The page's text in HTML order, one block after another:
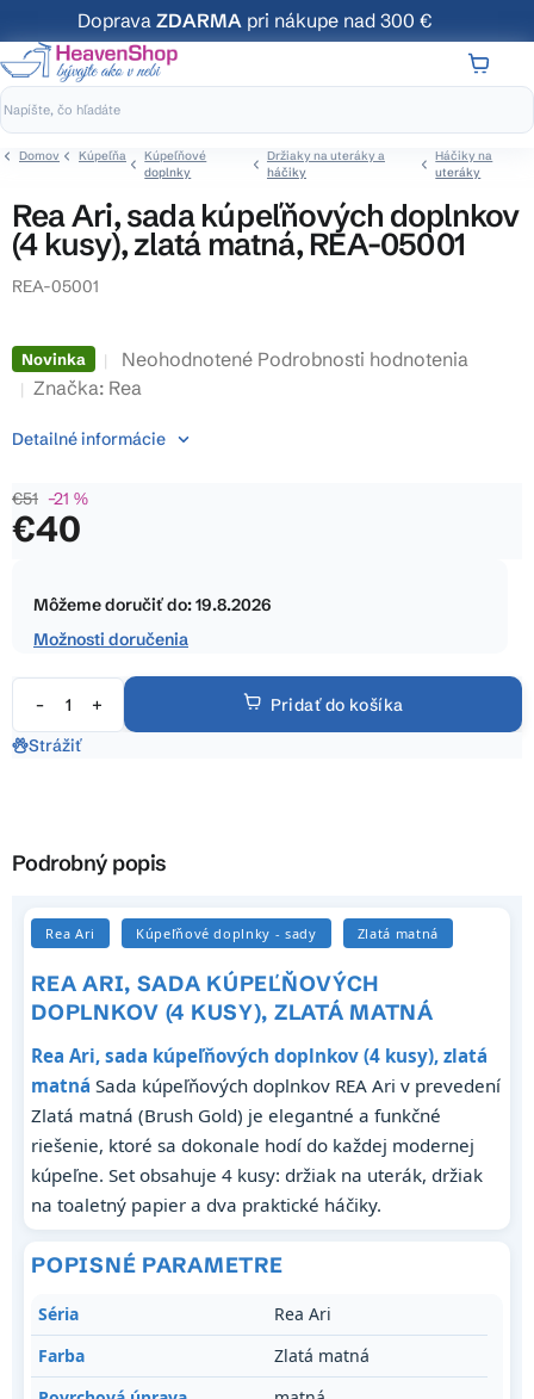
na
obsah
Doprava ZDARMA pri nákupe nad 300 €
Domov Kúpeľňa
Kúpeľňové
doplnky
Držiaky na uteráky a
háčiky
Háčiky na
uteráky
Rea Ari, sada kúpeľňových doplnkov
(4 kusy), zlatá matná, REA-05001
REA-05001
Novinka
Priemerné
hodnotenie
je
Neohodnotené Podrobnosti hodnotenia
Značka: Rea
€51 –21 %
€40
cena:
Môžeme doručiť do:19.8.2026
Možnosti doručenia
Pridať do košíka
Detailné informácie
Strážiť
Podrobný popis
Rea Ari Kúpeľňové doplnky - sady Zlatá matná
REA ARI, SADA KÚPEĽŇOVÝCH
DOPLNKOV (4 KUSY), ZLATÁ MATNÁ
Rea Ari, sada kúpeľňových doplnkov (4 kusy), zlatá
matná Sada kúpeľňových doplnkov REA Ari v prevedení
Zlatá matná (Brush Gold) je elegantné a funkčné
riešenie, ktoré sa dokonale hodí do každej modernej
kúpeľne. Set obsahuje 4 kusy: držiak na uterák, držiak
na toaletný papier a dva praktické háčiky.
POPISNÉ PARAMETRE
Séria
Rea Ari
Farba
Zlatá matná